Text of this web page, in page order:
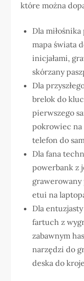
które można
Dla
mapa świata
inicjałami,
skórzany
Dla
brelok do
pierwszego
pokrowiec
telefon do
Dla fana
powerbank z
grawerowany
etui na
Dla
fartuch z
zabawnym
narzędzi do
deska do